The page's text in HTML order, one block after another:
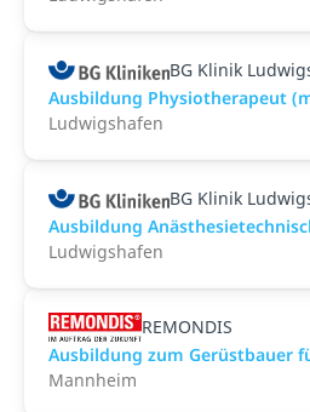
BG Klinik
Ausbildung Physiotherapeut
Ludwigshafen
BG Klinik
Ausbildung
Ludwigshafen
REMONDIS
Ausbildung zum Gerüstbauer
Mannheim